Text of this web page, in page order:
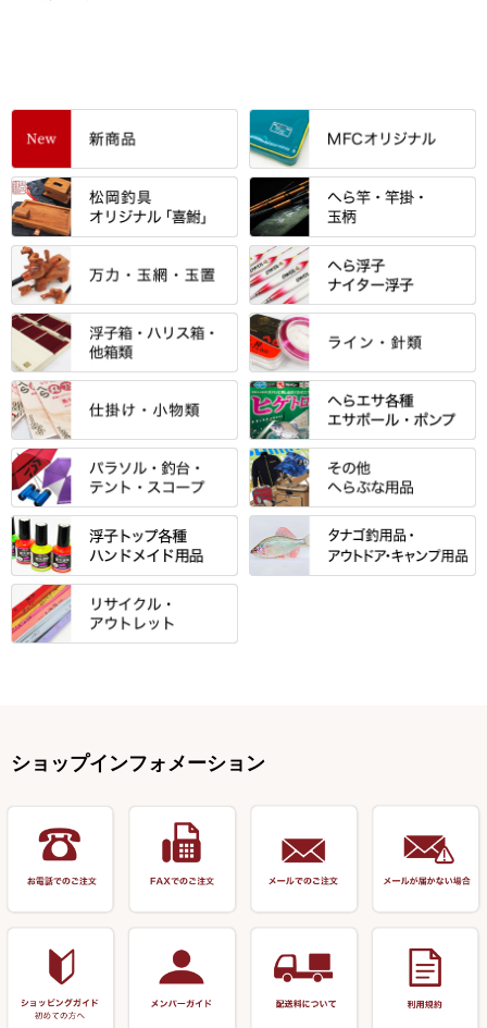
すべて
「雅（みやび）」シリーズ・エ
ントＰＬＵＳシリーズ
エントラント・ＳＰＷシリーズ
スモールクロコダイルシリーズ
エクセーヌ・スエードシリーズ
バッグ・小物ケース・ワッペン
クッション・シート・スカー
ト・エプロン
保護ケース
アクリルシリーズ・アクセサリ
すべて
「至高」シリーズ
万力付お膳
クワセ皿・コブ皿・角皿
浮子筒・浮子箱・ハリス箱・玉
ノ柄スタンド
小物箱・うどん箱・うどん皿
ハサミケース
カウンター
針外し・糸ほどき
すべて
シマノ
ダイワ
がまかつ
サクラ・NISSIN・合成竿・他
光竹作 カーボン竿掛・玉ノ柄
匠絆・かちどき・旋（めぐ
る）・千望・千尋・悠月・その
他
すべて
当店オリジナル「勝俊」作
光竹 製品
松村作（万力）
松村作（先受・その他）
万久作
岐山 製品
逍遥（しょうよう）
玉網（高級品）
替網・仕付糸
玉置（高級品）
すべて
忠相・一志
昴 ・TOMO
りきや ・ 大祐
心也・士天・狂鬼
伊吹 ・ SATTO
KEN∑HI【ケンシ】
すべて
金鯱 シリーズ
浮子箱
浮子立て・浮子筒
ハリスケース
仕掛箱・小物箱
ハリスメジャー系
すべて
東レ・ラーヂ
サンライン ・ ダン
鬼掛・MARUTO
すべて
ウキ止めストッパー・糸・チュ
ーブ
ウキゴム 遊動式
松葉仕掛用
底取りアイテム
ハサミ
すべて
マルキュー 麩系
マルキュー その他
ポンプ絞り器・ポンプ類
すべて
パラソル
テント
リーズ
釣台 釣宝・その他
すべて
バック＆ロッドケース
偏光サングラス
小物ケース・保護ケース
すべて
浮子用素材
塗料用 筆
装飾品
リサイクル 竹竿（～19,999円）
リサイクル 竹竿（深山）
リサイクル 浮子
リサイクル 玉網・玉置・フラ
リサイクル 浮子箱・浮子筒・
ショップインフォメーション